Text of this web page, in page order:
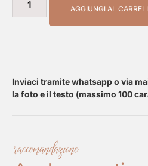
AGGIUNGI AL
Inviaci tramite whatsapp o via
la foto e il testo (massimo 100
raccomandazione